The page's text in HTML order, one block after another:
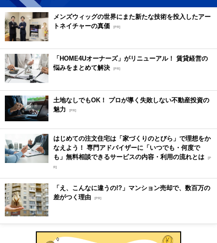
メンズウィッグの世界にまた新たな技術を投入したアー
トネイチャーの真価
[PR]
「HOME4Uオーナーズ」がリニューアル！ 賃貸経営の
悩みをまとめて解決 [PR]
土地なしでもOK！ プロが導く失敗しない不動産投資の
魅力
[PR]
はじめての注文住宅は「家づくりのとびら」で理想をか
なえよう！ 専門アドバイザーに「いつでも・何度で
も」無料相談できるサービスの内容・利用の流れとは [P
R]
「え、こんなに違うの!?」マンション売却で、数百万の
差がつく理由 [PR]